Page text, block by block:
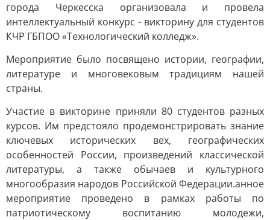
города Черкесска организовала и провела
интеллектуальный конкурс - викторину для студентов
КЧР ГБПОО «Технологический колледж».
Мероприятие было посвящено истории, географии,
литературе и многовековым традициям нашей
страны.
Участие в викторине приняли 80 студентов разных
курсов. Им предстояло продемонстрировать знание
ключевых исторических вех, географических
особенностей России, произведений классической
литературы, а также обычаев и культурного
многообразия народов Российской Федерации.анное
мероприятие проведено в рамках работы по
патриотическому воспитанию молодежи,